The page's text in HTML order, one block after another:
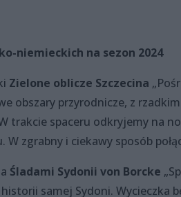
niemieckich na sezon 2024
Zielone oblicze Szczecina
obszary przyrodnicze, z
trakcie spaceru odkryjemy na
zgrabny i ciekawy sposób
Śladami Sydonii von Borcke
samej Sydoni. Wycieczka